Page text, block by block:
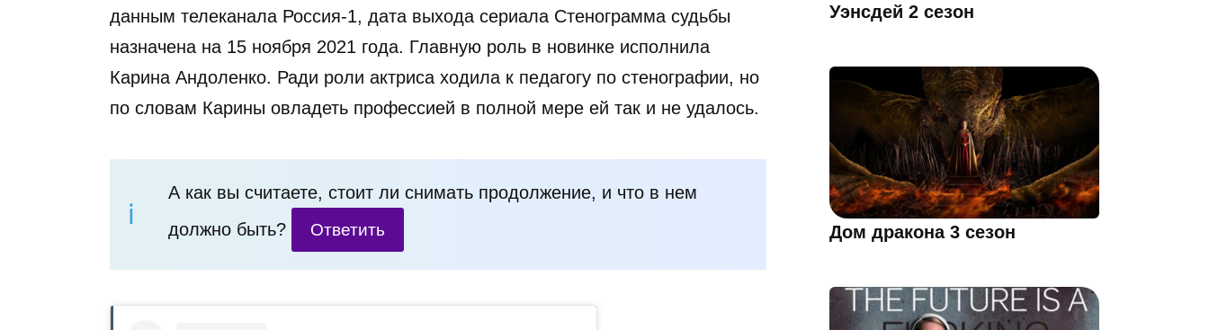
данным телеканала Россия-1, дата выхода сериала Стенограмма судьбы
назначена на 15 ноября 2021 года. Главную роль в новинке исполнила
Карина Андоленко. Ради роли актриса ходила к педагогу по стенографии, но
по словам Карины овладеть профессией в полной мере ей так и не удалось.
А как вы считаете, стоит ли снимать продолжение, и что в нем
должно быть?
Ответить
Уэнсдей 2 сезон
Дом дракона 3 сезон